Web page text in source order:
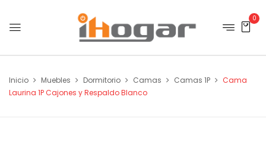
0
Inicio Muebles Dormitorio Camas Camas 1P
Cama
Laurina 1P Cajones y Respaldo Blanco